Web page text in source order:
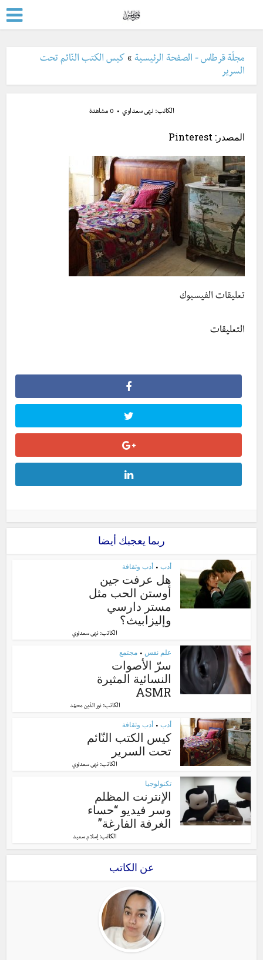
مجلّة قرطاس - الصفحة الرئيسية » كيس الكتب النّائم تحت
السرير
الكاتب:نهى سعداوي 0 مشاهدة
المصدر: Pinterest
تعليقات الفيسبوك
التعليقات
ربما يعجبك أيضا
أدب • أدب وثقافة
هل عرفت جين
أوستن الحب مثل
مستر دارسي
وإليزابيث؟
الكاتب: نهى سعداوي
علم نفس • مجتمع
سرّ الأصوات
النسائية المثيرة
ASMR
الكاتب:نور الدّين محمّد
أدب • أدب وثقافة
كيس الكتب النّائم
تحت السرير
الكاتب: نهى سعداوي
تكنولوجيا
الإنترنت المظلم
وسر فيديو “حساء
الغرفة الفارغة”
الكاتب: إسلام سعيد
عن الكاتب